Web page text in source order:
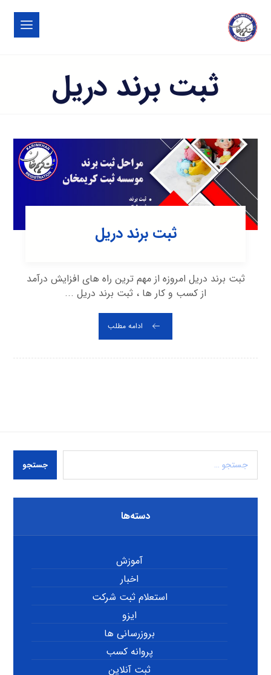
ثبت برند دریل
ثبت برند دریل
ثبت برند دریل امروزه از مهم ترین راه های افزایش درآمد
از کسب و کار ها ، ثبت برند دریل ...
ادامه مطلب
جستجو
دسته‌ها
آموزش
اخبار
استعلام ثبت شرکت
ایزو
بروزرسانی ها
پروانه کسب
ثبت آنلاین